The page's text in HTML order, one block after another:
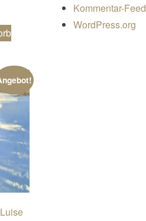
Kommentar-Feed
WordPress.org